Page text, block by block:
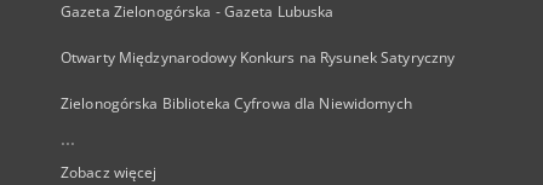
Gazeta Zielonogórska - Gazeta Lubuska
Otwarty Międzynarodowy Konkurs na Rysunek Satyryczny
Zielonogórska Biblioteka Cyfrowa dla Niewidomych
...
Zobacz więcej